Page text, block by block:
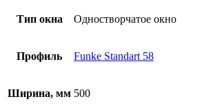
Тип окна Одностворчатое окно
Профиль Funke Standart 58
Ширина, мм 500